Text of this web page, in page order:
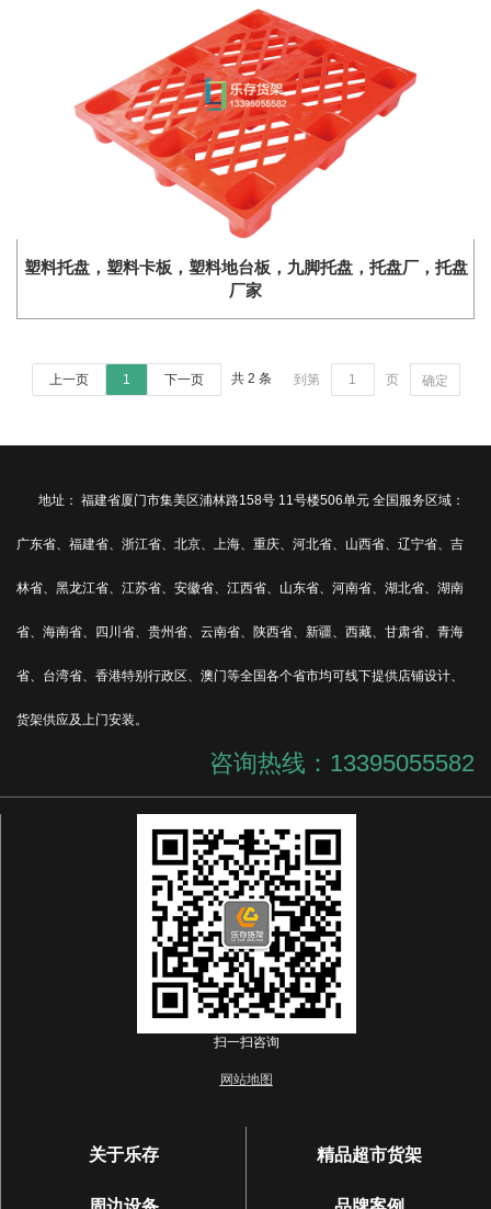
塑料托盘，塑料卡板，塑料地台板，九脚托盘，托盘厂，托盘
厂家
上一页 1 下一页 共 2 条 到第 页 确定
地址： 福建省厦门市集美区浦林路158号 11号楼506单元 全国服务区域：
广东省、福建省、浙江省、北京、上海、重庆、河北省、山西省、辽宁省、吉
林省、黑龙江省、江苏省、安徽省、江西省、山东省、河南省、湖北省、湖南
省、海南省、四川省、贵州省、云南省、陕西省、新疆、西藏、甘肃省、青海
省、台湾省、香港特别行政区、澳门等全国各个省市均可线下提供店铺设计、
货架供应及上门安装。
咨询热线：13395055582
扫一扫咨询
网站地图
关于乐存 精品超市货架